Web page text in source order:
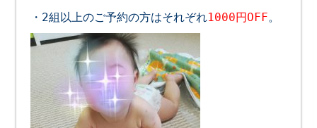
・2組以上のご予約の方はそれぞれ1000円OFF。